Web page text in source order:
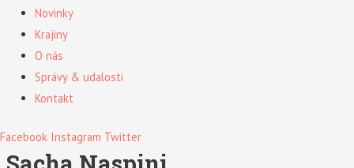
Novinky
Krajiny
O nás
Správy & udalosti
Kontakt
Facebook Instagram Twitter